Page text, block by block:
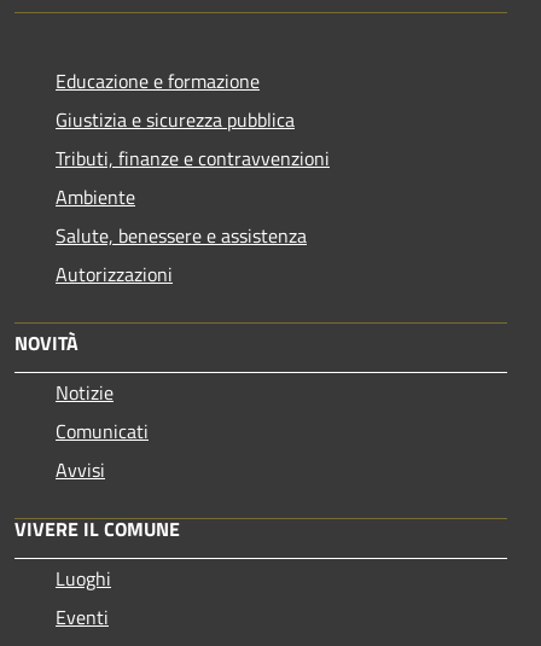
Educazione e formazione
Giustizia e sicurezza pubblica
Tributi, finanze e contravvenzioni
Ambiente
Salute, benessere e assistenza
Autorizzazioni
NOVITÀ
Notizie
Comunicati
Avvisi
VIVERE IL COMUNE
Luoghi
Eventi